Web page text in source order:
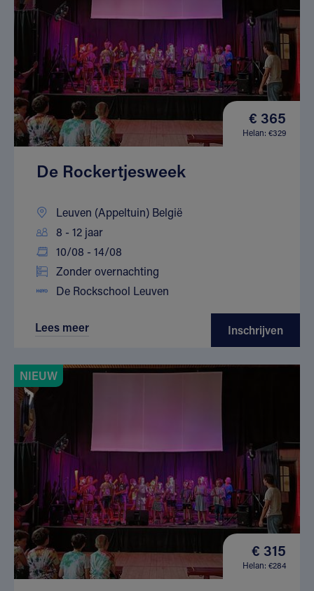
€ 365
Helan: €329
De Rockertjesweek
Leuven (Appeltuin) België
8 - 12 jaar
10/08 - 14/08
Zonder overnachting
De Rockschool Leuven
Lees meer Inschrijven
NIEUW
€ 315
Helan: €284